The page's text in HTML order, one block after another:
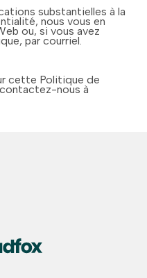
substantielles à la
nous vous en
ou, si vous avez
par courriel.
cette Politique de
nous à